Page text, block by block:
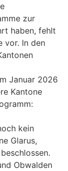
zur
haben, fehlt
vor. In den
Januar 2026
Kantone
kein
Glarus,
Obwalden